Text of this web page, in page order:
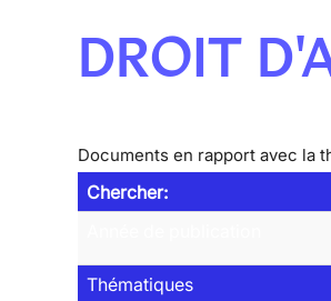
DROIT
Documents en rapport avec la
Chercher:
Thématiques